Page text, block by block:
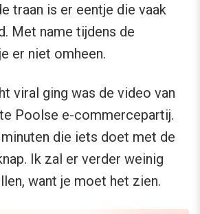
traan is er eentje die vaak
Met name tijdens de
er niet omheen.
viral ging was de video van
Poolse e-commercepartij.
die iets doet met de
Ik zal er verder weinig
want je moet het zien.